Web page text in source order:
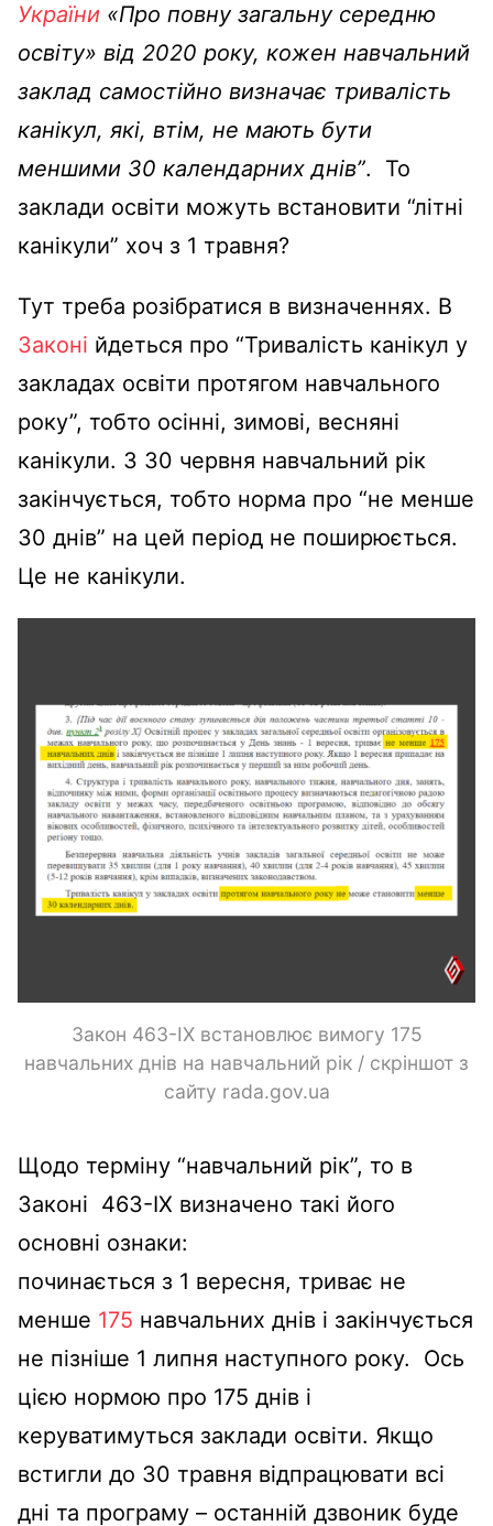
України «Про повну загальну середню
освіту» від 2020 року, кожен навчальний
заклад самостійно визначає тривалість
канікул, які, втім, не мають бути
меншими 30 календарних днів”. То
заклади освіти можуть встановити “літні
канікули” хоч з 1 травня?
Тут треба розібратися в визначеннях. В
Законі йдеться про “Тривалість канікул у
закладах освіти протягом навчального
року”, тобто осінні, зимові, весняні
канікули. З 30 червня навчальний рік
закінчується, тобто норма про “не менше
30 днів” на цей період не поширюється.
Це не канікули.
Закон 463-IX встановлює вимогу 175
навчальних днів на навчальний рік / скріншот з
сайту rada.gov.ua
Щодо терміну “навчальний рік”, то в
Законі 463-IX визначено такі його
основні ознаки:
починається з 1 вересня, триває не
менше 175 навчальних днів і закінчується
не пізніше 1 липня наступного року. Ось
цією нормою про 175 днів і
керуватимуться заклади освіти. Якщо
встигли до 30 травня відпрацювати всі
дні та програму – останній дзвоник буде